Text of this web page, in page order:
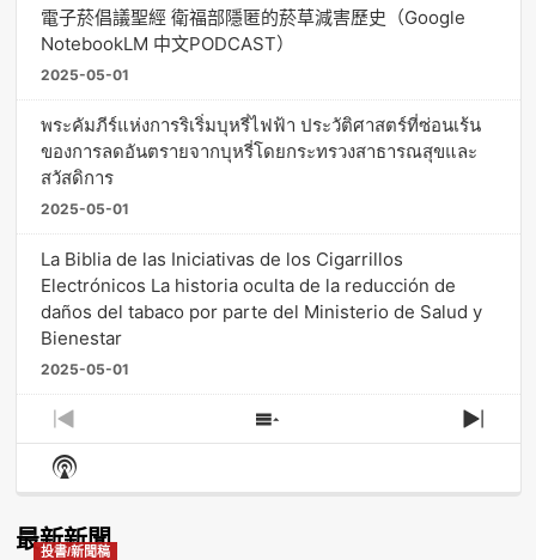
電子菸倡議聖經 衛福部隱匿的菸草減害歷史（Google
NotebookLM 中文PODCAST）
2025-05-01
พระคัมภีร์แห่งการริเริ่มบุหรี่ไฟฟ้า ประวัติศาสตร์ที่ซ่อนเร้น
ของการลดอันตรายจากบุหรี่โดยกระทรวงสาธารณสุขและ
สวัสดิการ
2025-05-01
La Biblia de las Iniciativas de los Cigarrillos
Electrónicos La historia oculta de la reducción de
daños del tabaco por parte del Ministerio de Salud y
Bienestar
2025-05-01
Previous
Episode
Show
Episodes
Next
Show
Podcast
最新新聞
投書/新聞稿